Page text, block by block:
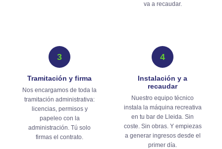
va a recaudar.
3
Tramitación y firma
Nos encargamos de toda la
tramitación administrativa:
licencias, permisos y
papeleo con la
administración. Tú solo
firmas el contrato.
4
Instalación y a
recaudar
Nuestro equipo técnico
instala la máquina recreativa
en tu bar de Lleida. Sin
coste. Sin obras. Y empiezas
a generar ingresos desde el
primer día.